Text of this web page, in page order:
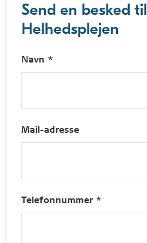
Send en besked til
Helhedsplejen
Navn *
Mail-adresse
Telefonnummer *